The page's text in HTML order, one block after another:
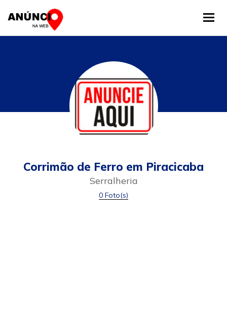
Corrimão de Ferro em Piracicaba
Serralheria
0 Foto(s)